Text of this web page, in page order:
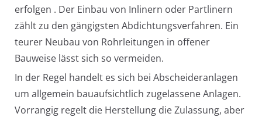
erfolgen . Der Einbau von Inlinern oder Partlinern
zählt zu den gängigsten Abdichtungsverfahren. Ein
teurer Neubau von Rohrleitungen in offener
Bauweise lässt sich so vermeiden.
In der Regel handelt es sich bei Abscheideranlagen
um allgemein bauaufsichtlich zugelassene Anlagen.
Vorrangig regelt die Herstellung die Zulassung, aber